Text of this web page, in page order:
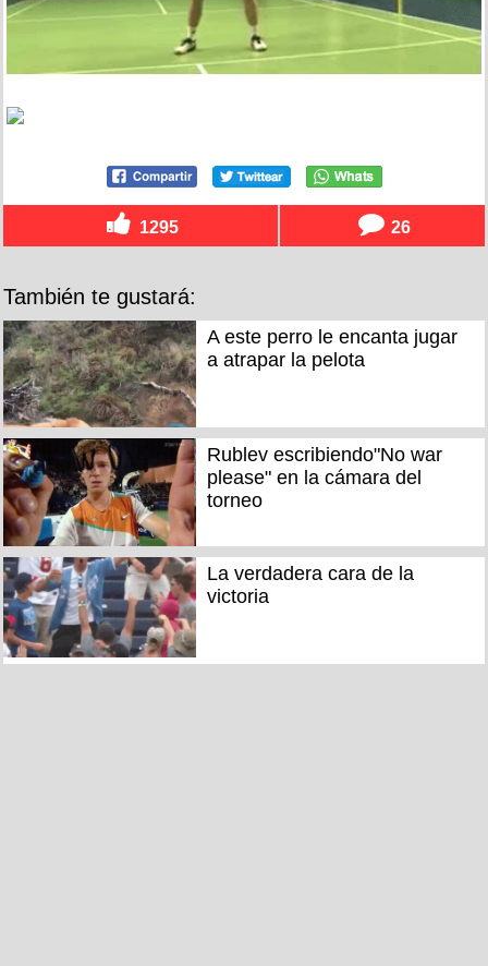
1295 26
También te gustará:
A este perro le encanta jugar
a atrapar la pelota
Rublev escribiendo"No war
please" en la cámara del
torneo
La verdadera cara de la
victoria